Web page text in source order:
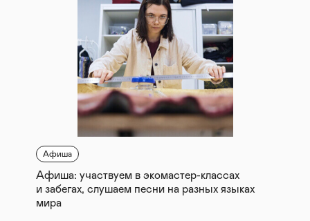
Афиша
Афиша: участвуем в экомастер-классах
и забегах, слушаем песни на разных языках
мира